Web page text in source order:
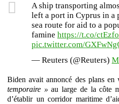
A ship transporting
left a port in Cyprus in a
sea route for aid to a
famine https://t.co/
pic.twitter.com/
— Reuters (@Reuters)
Biden avait annoncé des plans en
temporaire » au large de la côte
d’établir un corridor maritime